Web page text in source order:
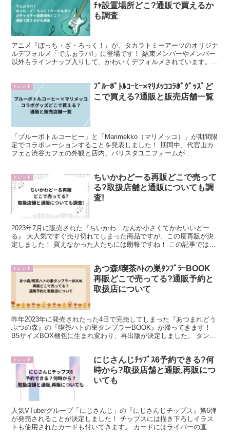
ﾁｬ設置場所どこ?通販で買えるか
も調査
アニメ『ぼっち・ざ・ろっく！』が、タカラトミーアーツのオリジナ
ルデフォルメ「でふぉラバ!」に登場です！ 結束メンバーやメンバー
以外もラインナップ入りして、かわいくデフォルメされています。
トレンド
ﾌﾞﾙｰﾎﾞﾄﾙｺｰﾋｰ×ﾏﾘﾒｯｺｺﾗﾎﾞｸﾞｯｽﾞど
こで買える?通販と販売店舗一覧
「ブルーボトルコーヒー」と「Marimekko（マリメッコ）」が期間限
定でコラボレーションすることを発表しました！ 期間中、代官山カ
フェと渋谷カフェの外観と店内、バリスタユニフォームが
トレンド
ちいかわどーる再販どこで売って
る?取扱店舗と通販についても調
査!
2023年7月に販売された『ちいかわ なんか小さくてかわいいどー
る』 大人気ですぐ売り切れてしまった商品ですが、この度再販が決
定しました！ 買えなかった人たちには朗報ですね！ この記事では、
トレンド
あつ森/喫茶ﾊﾄの巣ﾀﾝﾌﾞﾗｰBOOK
再販どこで売ってる?通販予約と
取扱店について
昨年2023年に発売されたった4日で完売してしまった『あつまれどう
ぶつの森』の『喫茶ハトの巣タンブラーBOOK』が帰ってきます！
B5サイズBOX梱包に生まれ変わり、再出版が決定しました。 タンブ
トレンド
にじさんじﾁｯﾌﾟｽ6予約できる?何
時から?取扱店舗と通販,再販につ
いても
人気VTuberグループ「にじさんじ」の『にじさんじチップス』第6弾
が発売されることが決定しました！ チップスには描き下ろしイラス
トも使用されたカードも付いてきます。 カードにはライバーの直筆